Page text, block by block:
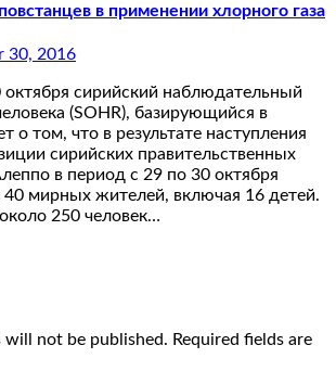
в применении хлорного газа
30, 2016
октября сирийский наблюдательный
(SOHR), базирующийся в
о том, что в результате наступления
сирийских правительственных
в период с 29 по 30 октября
40 мирных жителей, включая 16 детей.
250 человек…
will not be published. Required fields are